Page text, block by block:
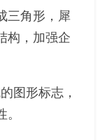
三角形，犀
构，加强企
图形标志，